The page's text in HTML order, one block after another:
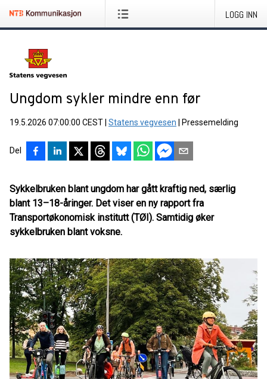
LOGG INN
Ungdom sykler mindre enn før
19.5.2026 07:00:00 CEST Statens vegvesen Pressemelding
Del
Sykkelbruken blant ungdom har gått kraftig ned, særlig
blant 13–18-åringer. Det viser en ny rapport fra
Transportøkonomisk institutt (TØI). Samtidig øker
sykkelbruken blant voksne.